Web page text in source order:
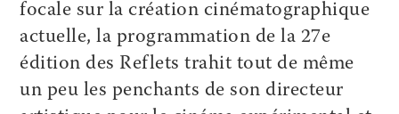
focale sur la création cinématographique
actuelle, la programmation de la 27e
édition des Reflets trahit tout de même
un peu les penchants de son directeur